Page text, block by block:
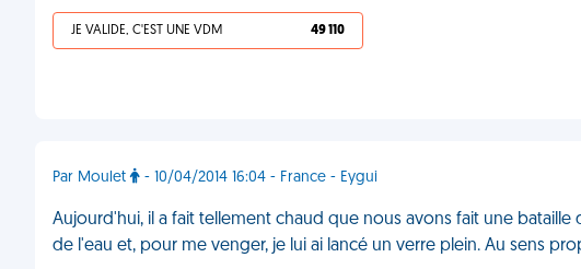
JE VALIDE, C'EST UNE VDM 49 110
Par Moulet - 10/04/2014 16:04 - France - Eygui
Aujourd'hui, il a fait tellement chaud que nous avons fait une bataille
de l'eau et, pour me venger, je lui ai lancé un verre plein. Au sens